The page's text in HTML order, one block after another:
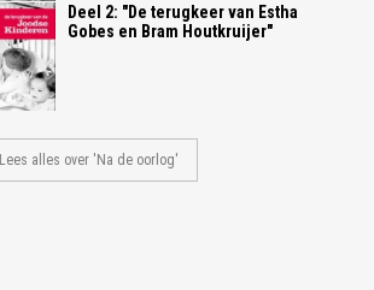
Deel 2: "De terugkeer van Estha
Gobes en Bram Houtkruijer"
Lees alles over 'Na de oorlog'